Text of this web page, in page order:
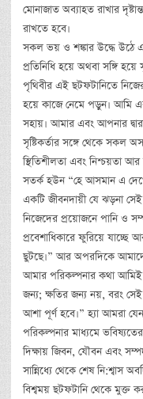
মোনাজাত অব্যাহত রাখার
রাখতে হবে।
সকল ভয় ও শঙ্কার উদ্ধে উঠে
প্রতিনিধি হয়ে অথবা সঙ্গি
পৃথিবীর এই ছটফটানিতে
হয়ে কাজে নেমে পড়ুন। আমি
সহায়। আমার এবং আপনার
সৃষ্টিকর্তার সঙ্গে থেকে সকল
স্থিতিশীলতা এবং নিশ্চয়তা আর
সতর্ক হউন “হে আসমান এ
একটি জীবনদায়ী যে ঝড়না
নিজেদের প্রয়োজনে পানি ও
প্রবেশাধিকারে ফুরিয়ে যাচ্ছে
ছুটছে।” আর অপরদিকে
আমার পরিকল্পনার কথা
জন্য; ক্ষতির জন্য নয়, বরং
আশা পূর্ণ হবে।” হ্যা আমরা
পরিকল্পনার মাধ্যমে
দিক্ষায় জিবন, যৌবন এবং
সান্নিধ্যে থেকে শেষ
বিশ্বময় ছটফটানি থেকে মুক্ত